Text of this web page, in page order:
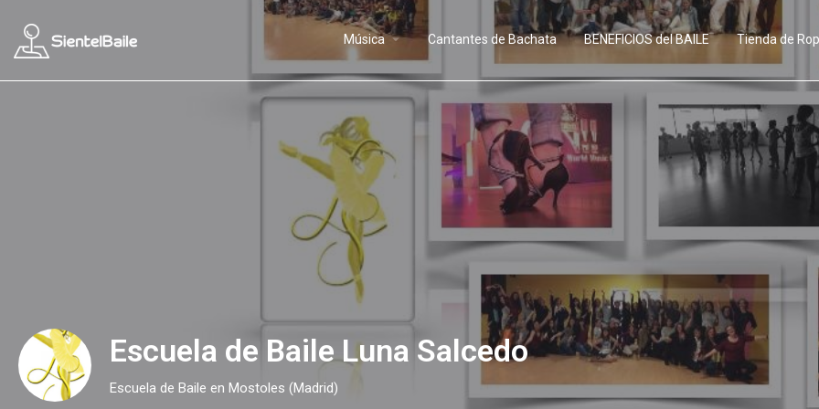
Músicaarrow_drop_down Cantantes de Bachata BENEFICIOS del BAILE Tienda de
Escuela de Baile Luna Salcedo
Escuela de Baile en Mostoles (Madrid)